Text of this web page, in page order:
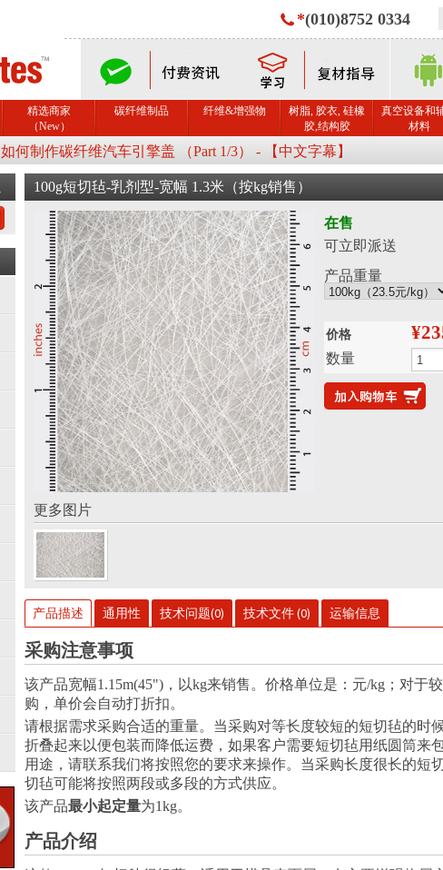
*(010)8752 0334
精选商家
（New）
碳纤维制品 纤维&增强物
树脂, 胶衣, 硅橡
胶,结构胶
真空设备和
材料
如何制作碳纤维汽车引擎盖 （Part 1/3） - 【中文字幕】
100g短切毡-乳剂型-宽幅 1.3米（按kg销售）
在售
可立即派送
产品重量
价格
数量
更多图片
产品描述 通用性 技术问题(0) 技术文件 (0) 运输信息
采购注意事项
该产品宽幅1.15m(45")，以kg来销售。价格单位是：元/kg；对于
购，单价会自动打折扣。
请根据需求采购合适的重量。当采购对等长度较短的短切毡的时
折叠起来以便包装而降低运费，如果客户需要短切毡用纸圆筒来
用途，请联系我们将按照您的要求来操作。当采购长度很长的短
切毡可能将按照两段或多段的方式供应。
该产品最小起定量为1kg。
产品介绍